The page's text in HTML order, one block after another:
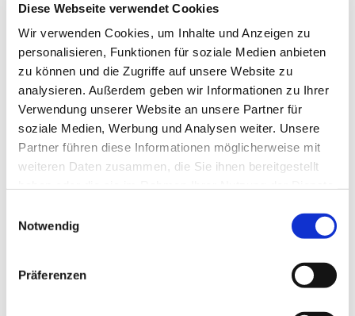
Diese Webseite verwendet Cookies
Wir verwenden Cookies, um Inhalte und Anzeigen zu
personalisieren, Funktionen für soziale Medien anbieten
zu können und die Zugriffe auf unsere Website zu
analysieren. Außerdem geben wir Informationen zu Ihrer
Verwendung unserer Website an unsere Partner für
soziale Medien, Werbung und Analysen weiter. Unsere
Partner führen diese Informationen möglicherweise mit
weiteren Daten zusammen, die Sie ihnen bereitgestellt
Notwendig
Präferenzen